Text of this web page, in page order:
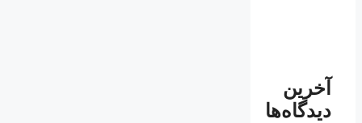
آخرین
دیدگاه‌ها